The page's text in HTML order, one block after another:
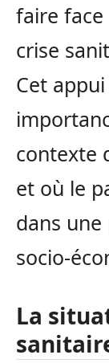
faire
crise
Cet
contexte
et où le
dans
socio-
La